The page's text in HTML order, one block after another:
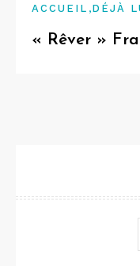
ACCUEIL ,DÉJÀ
« Rêver »